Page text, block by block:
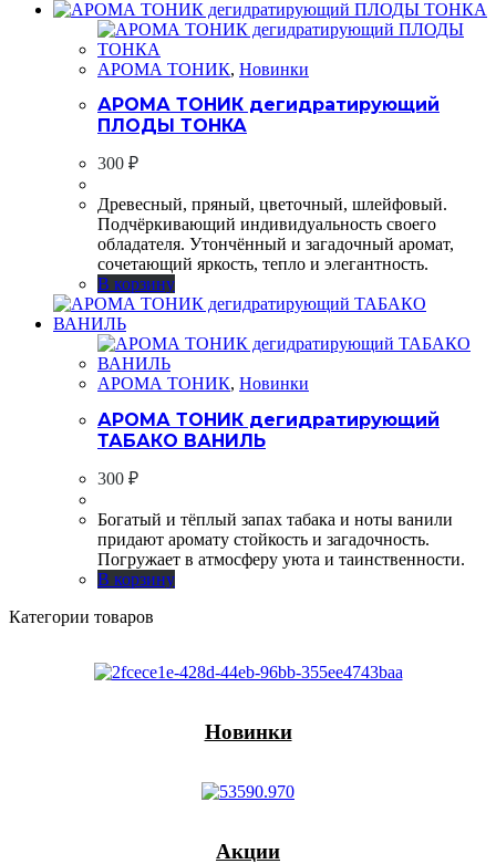
АРОМА ТОНИК, Новинки
АРОМА ТОНИК дегидратирующий
ПЛОДЫ ТОНКА
300 ₽
Древесный, пряный, цветочный, шлейфовый.
Подчёркивающий индивидуальность своего
обладателя. Утончённый и загадочный аромат,
сочетающий яркость, тепло и элегантность.
В корзину
АРОМА ТОНИК, Новинки
АРОМА ТОНИК дегидратирующий
ТАБАКО ВАНИЛЬ
300 ₽
Богатый и тёплый запах табака и ноты ванили
придают аромату стойкость и загадочность.
Погружает в атмосферу уюта и таинственности.
В корзину
Категории товаров
Новинки
Акции